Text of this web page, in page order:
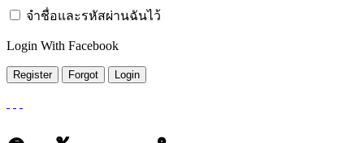
จำชื่อและรหัสผ่านฉันไว้
Login With Facebook